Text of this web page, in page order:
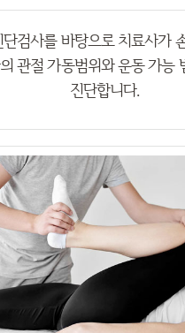
단검사를 바탕으로 치료사가
관절 가동범위와 운동 가능
진단합니다.